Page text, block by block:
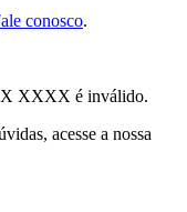
conosco.
XXXX é inválido.
acesse a nossa